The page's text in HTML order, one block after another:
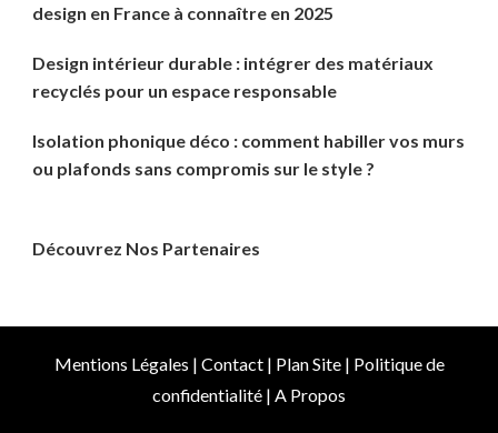
design en France à connaître en 2025
Design intérieur durable : intégrer des matériaux
recyclés pour un espace responsable
Isolation phonique déco : comment habiller vos murs
ou plafonds sans compromis sur le style ?
Découvrez Nos Partenaires
Mentions Légales | Contact| Plan Site| Politique de
confidentialité | A Propos